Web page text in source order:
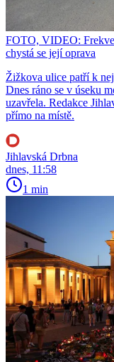
FOTO, VIDEO:
chystá se její oprava
Žižkova ulice patří k
Dnes ráno se v úseku
uzavřela. Redakce
přímo na místě.
Jihlavská Drbna
dnes, 11:58
1 min